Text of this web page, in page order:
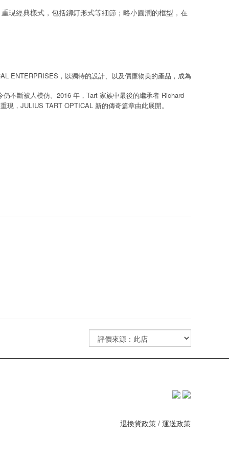
重現經典樣式，包括鉚釘形式等細節；略小圓潤的框型，在
ENTERPRISES ，以獨特的設計、以及價廉物美的產品，成為
不斷被人模仿。 2016 年， Tart 家族中最後的繼承者 Richard
現， JULIUS TART OPTICAL 新的傳奇篇章由此展開。
退換貨政策 / 運送政策